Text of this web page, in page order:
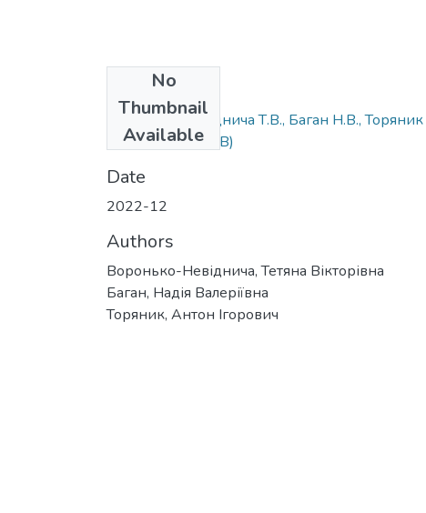
No
Thumbnail
Available
Воронько-Невіднича Т.В., Баган Н.В., Торяник
А.І..docx(86.75 KB)
Date
2022-12
Authors
Воронько-Невіднича, Тетяна Вікторівна
Баган, Надія Валеріївна
Торяник, Антон Ігорович